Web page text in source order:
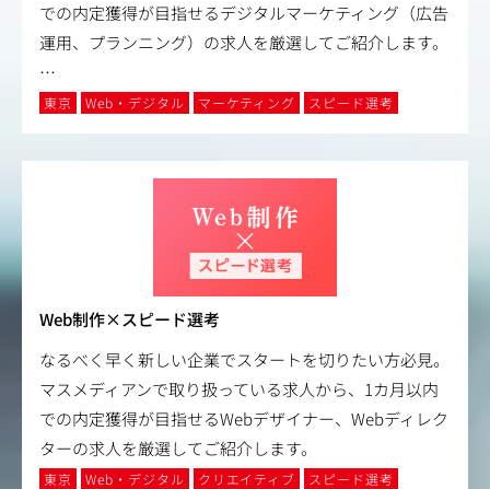
での内定獲得が目指せるデジタルマーケティング（広告
運用、プランニング）の求人を厳選してご紹介します。
…
東京 Web・デジタル マーケティング スピード選考
Web制作×スピード選考
なるべく早く新しい企業でスタートを切りたい方必見。
マスメディアンで取り扱っている求人から、1カ月以内
での内定獲得が目指せるWebデザイナー、Webディレク
ターの求人を厳選してご紹介します。
東京 Web・デジタル クリエイティブ スピード選考